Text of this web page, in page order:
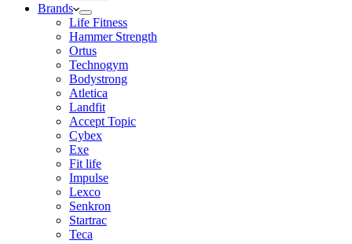
Brands
Life Fitness
Hammer Strength
Ortus
Technogym
Bodystrong
Atletica
Landfit
Accept Topic
Cybex
Exe
Fit life
Impulse
Lexco
Senkron
Startrac
Teca